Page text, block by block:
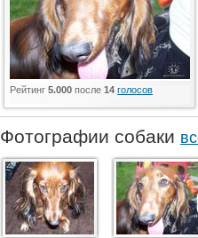
Рейтинг 5.000 после 14 голосов
Фотографии собаки